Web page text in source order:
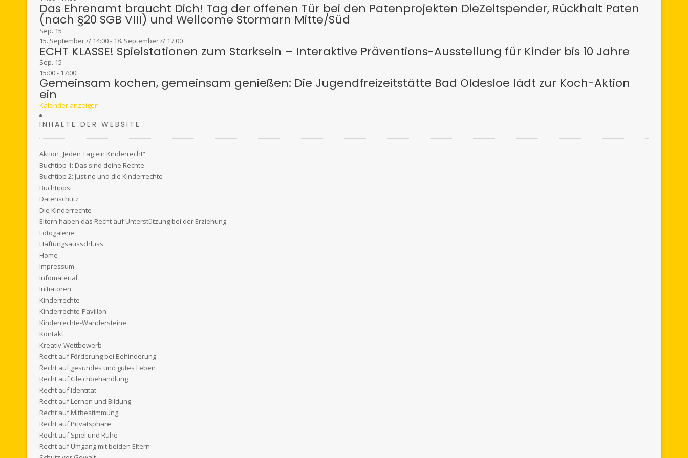
Das Ehrenamt braucht Dich! Tag der offenen Tür bei den Patenprojekten DieZeitspender, Rückhalt Paten
(nach §20 SGB VIII) und Wellcome Stormarn Mitte/Süd
Sep. 15
15. September // 14:00- 18. September // 17:00
ECHT KLASSE! Spielstationen zum Starksein – Interaktive Präventions-Ausstellung für Kinder bis 10 Jahre
Sep. 15
15:00- 17:00
Gemeinsam kochen, gemeinsam genießen: Die Jugendfreizeitstätte Bad Oldesloe lädt zur Koch-Aktion
ein
Kalender anzeigen
INHALTE DER WEBSITE
Aktion „Jeden Tag ein Kinderrecht“
Buchtipp 1: Das sind deine Rechte
Buchtipp 2: Justine und die Kinderrechte
Buchtipps!
Datenschutz
Die Kinderrechte
Eltern haben das Recht auf Unterstützung bei der Erziehung
Fotogalerie
Haftungsausschluss
Home
Impressum
Infomaterial
Initiatoren
Kinderrechte
Kinderrechte-Pavillon
Kinderrechte-Wandersteine
Kontakt
Kreativ-Wettbewerb
Recht auf Förderung bei Behinderung
Recht auf gesundes und gutes Leben
Recht auf Gleichbehandlung
Recht auf Identität
Recht auf Lernen und Bildung
Recht auf Mitbestimmung
Recht auf Privatsphäre
Recht auf Spiel und Ruhe
Recht auf Umgang mit beiden Eltern